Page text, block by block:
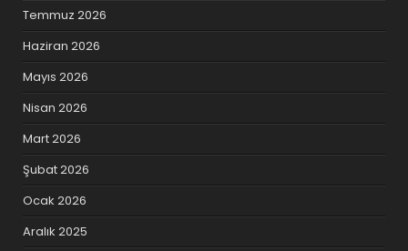
Temmuz 2026
Haziran 2026
Mayıs 2026
Nisan 2026
Mart 2026
Şubat 2026
Ocak 2026
Aralık 2025